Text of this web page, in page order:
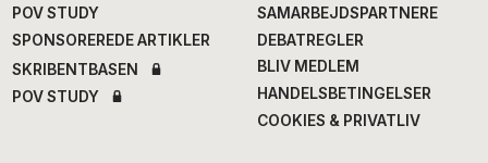
POV STUDY
SPONSOREREDE ARTIKLER
SKRIBENTBASEN
POV STUDY
SAMARBEJDSPARTNERE
DEBATREGLER
BLIV MEDLEM
HANDELSBETINGELSER
COOKIES & PRIVATLIV